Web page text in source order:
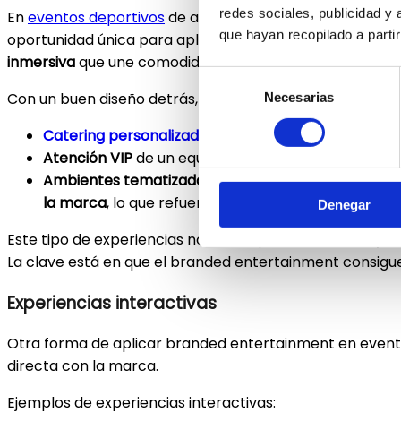
redes sociales, publicidad y
que hayan recopilado a
consentimiento
Necesarias
Denegar
Eneventos deportivosde alto nivel, comocarreras de
oportunidad única para aplicar el branded
inmersivaque une comodidad, lujo y exclusividad.
Con un buen diseño detrás, tu marca se integra en la
Catering personalizado
que lleva la identidad de
Atención VIPde un equipo profesional que
Ambientes tematizados
: desde la decoración,
la marca, lo que refuerza la conexión con los
Este tipo de experiencias no solo impulsan la marca y
La clave está en que el branded entertainment
Experiencias interactivas
Otra forma de aplicar branded entertainment en
directa con la marca.
Ejemplos de experiencias interactivas: